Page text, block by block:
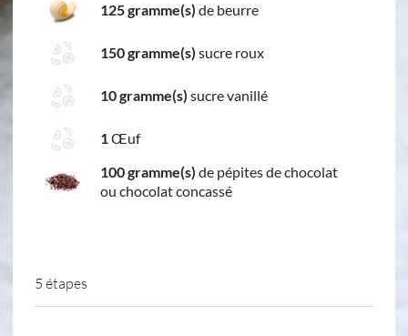
125 gramme(s) de beurre
150 gramme(s) sucre roux
10 gramme(s) sucre vanillé
1Œuf
100 gramme(s) de pépites de chocolat
ou chocolat concassé
5 étapes